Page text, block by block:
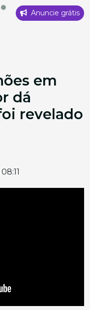
Anuncie grátis
em
dá
revelado